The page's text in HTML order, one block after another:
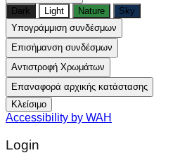
Dark
Light Nature
Sky
Υπογράμμιση συνδέσμων
Επισήμανση συνδέσμων
Αντιστροφή Χρωμάτων
Επαναφορά αρχικής κατάστασης
Κλείσιμο
Accessibility by WAH
Login